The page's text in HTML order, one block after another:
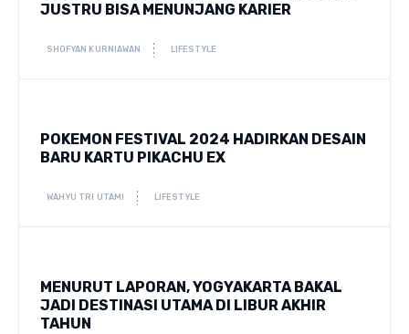
JUSTRU BISA MENUNJANG KARIER
SHOFYAN KURNIAWAN LIFESTYLE
POKEMON FESTIVAL 2024 HADIRKAN DESAIN
BARU KARTU PIKACHU EX
WAHYU TRI UTAMI LIFESTYLE
MENURUT LAPORAN, YOGYAKARTA BAKAL
JADI DESTINASI UTAMA DI LIBUR AKHIR
TAHUN